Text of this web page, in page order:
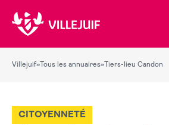
Villejuif» Tous les annuaires» Tiers-lieu Candon
CITOYENNETÉ